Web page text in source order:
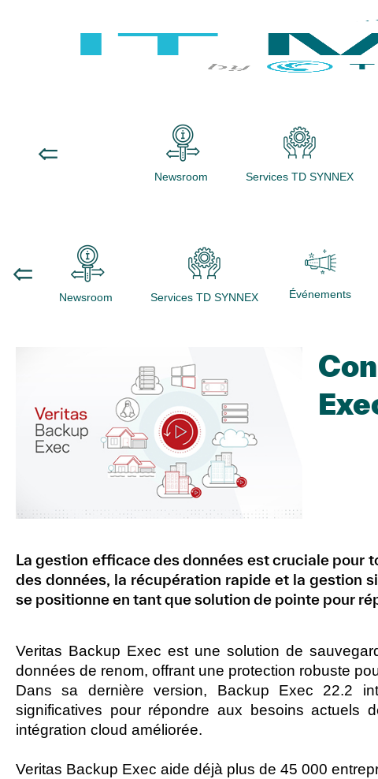
Newsroom Services TD SYNNEX
Newsroom Services TD SYNNEX Événements
La gestion efficace des données est cruciale pour
des données, la récupération rapide et la gestion
se positionne en tant que solution de pointe pour
Veritas Backup Exec est une solution de
données de renom, offrant une protection robuste
Dans sa dernière version, Backup Exec 22.2
significatives pour répondre aux besoins actuels
intégration cloud améliorée.
Veritas Backup Exec aide déjà plus de 45 000